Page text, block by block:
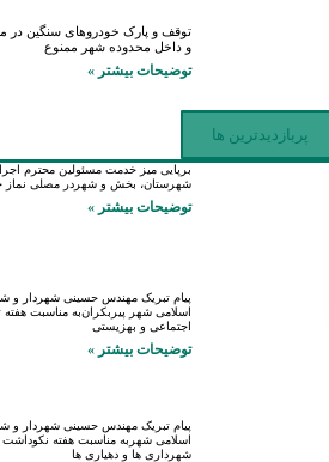
توقف و پارک خودروهای سنگین در
و داخل محدوده شهر ممنوع
توضیحات بیشتر »
پربازدیدترین ها
برپایی میز خدمت مسئولین محترم
شهرستان، بخش و شهردر مصلی نماز
توضیحات بیشتر »
پیام تبریک مهندس حسینی شهردار و
اسلامی شهر پیربکران‌به مناسبت هفته
اجتماعی و بهزیستی
توضیحات بیشتر »
پیام تبریک مهندس حسینی شهردار و
اسلامی شهربه مناسبت هفته نکوداشت
شهرداری ها و دهیاری ها